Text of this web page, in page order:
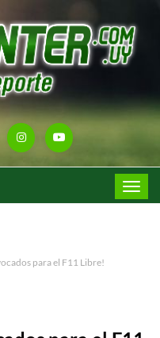
Toggle
para el F11 Libre!